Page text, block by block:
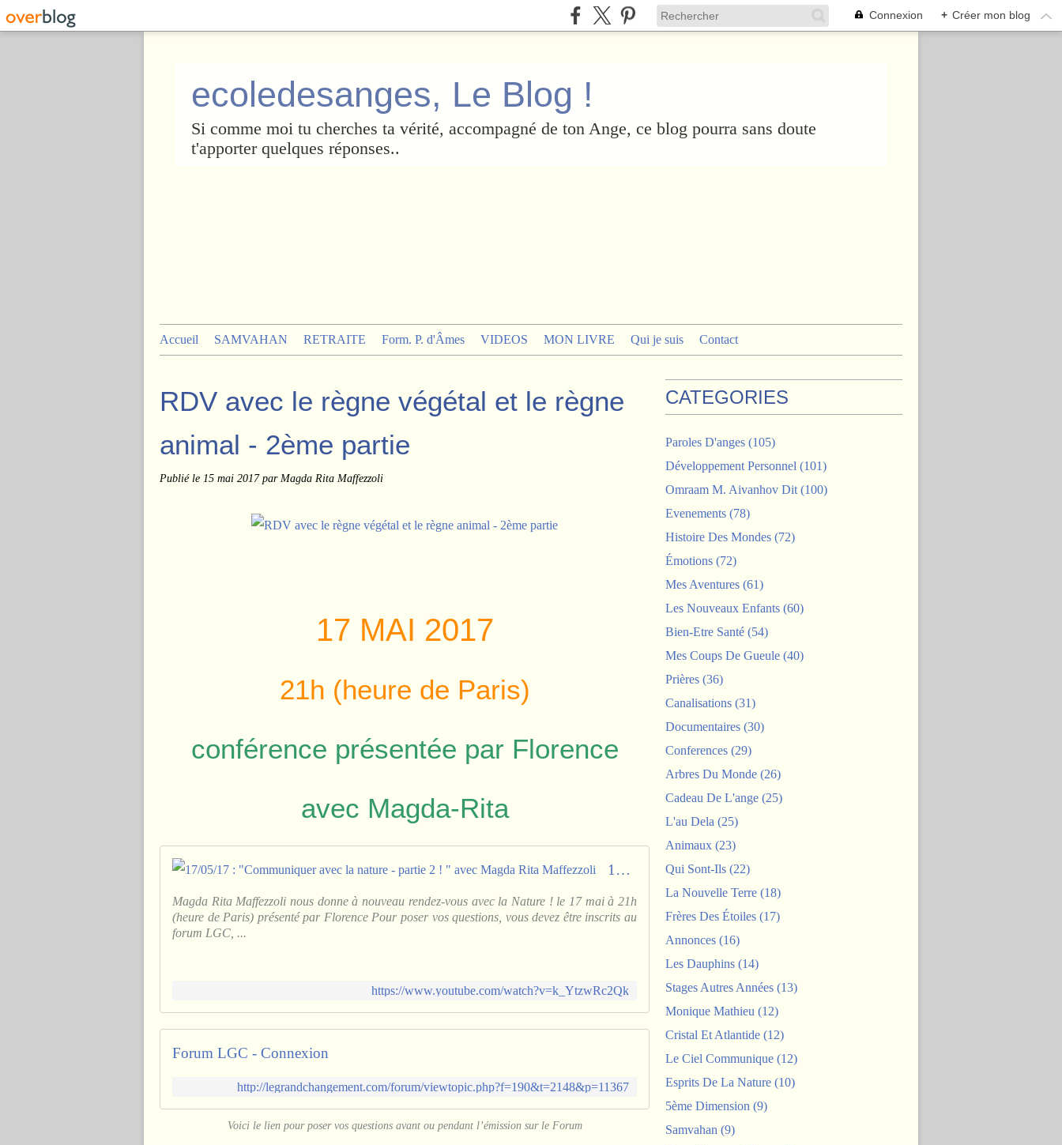
Connexion + Créer mon blog
ecoledesanges, Le Blog !
Si comme moi tu cherches ta vérité, accompagné de ton Ange, ce blog pourra sans doute
t'apporter quelques réponses..
Accueil SAMVAHAN RETRAITE Form. P. d'Âmes VIDEOS MON LIVRE Qui je suis Contact
RDV avec le règne végétal et le règne
animal - 2ème partie
Publié le 15 mai 2017par Magda Rita Maffezzoli
17 MAI 2017
21h (heure de Paris)
conférence présentée par Florence
avec Magda-Rita
17/05/17 : "Communiquer avec la nature - partie 2 ! " avec Magda Rita Maffezzoli
Magda Rita Maffezzoli nous donne à nouveau rendez-vous avec la Nature ! le 17 mai à 21h
(heure de Paris) présenté par Florence Pour poser vos questions, vous devez être inscrits au
forum LGC, ...
https://www.youtube.com/watch?v=k_YtzwRc2Qk
Forum LGC - Connexion
http://legrandchangement.com/forum/viewtopic.php?f=190&t=2148&p=11367
Voici le lien pour poser vos questions avant ou pendant l’émission sur le Forum
CATEGORIES
Paroles D'anges (105)
Développement Personnel (101)
Omraam M. Aivanhov Dit (100)
Evenements (78)
Histoire Des Mondes (72)
Émotions (72)
Mes Aventures (61)
Les Nouveaux Enfants (60)
Bien-Etre Santé (54)
Mes Coups De Gueule (40)
Prières (36)
Canalisations (31)
Documentaires (30)
Conferences (29)
Arbres Du Monde (26)
Cadeau De L'ange (25)
L'au Dela (25)
Animaux (23)
Qui Sont-Ils (22)
La Nouvelle Terre (18)
Frères Des Étoiles (17)
Annonces (16)
Les Dauphins (14)
Stages Autres Années (13)
Monique Mathieu (12)
Cristal Et Atlantide (12)
Le Ciel Communique (12)
Esprits De La Nature (10)
5ème Dimension (9)
Samvahan (9)